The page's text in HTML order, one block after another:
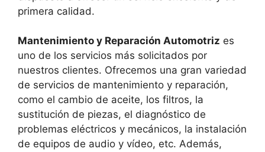
primera calidad.
Mantenimiento y Reparación Automotriz es
uno de los servicios más solicitados por
nuestros clientes. Ofrecemos una gran variedad
de servicios de mantenimiento y reparación,
como el cambio de aceite, los filtros, la
sustitución de piezas, el diagnóstico de
problemas eléctricos y mecánicos, la instalación
de equipos de audio y vídeo, etc. Además,